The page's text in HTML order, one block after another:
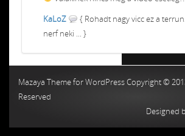
KaLoZ
{ Rohadt nagy vicc ez a
nerf neki ... }
Mazaya Theme for WordPress Copyright ©
Reserved
Designed